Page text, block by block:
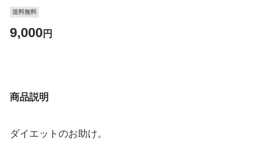
送料無料
9,000円
商品説明
ダイエットのお助け。